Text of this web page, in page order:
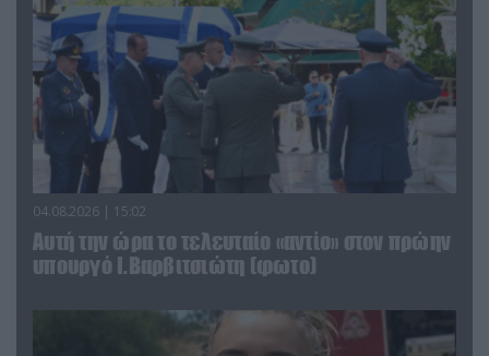
04.08.2026 | 15:02
Αυτή την ώρα το τελευταίο «αντίο» στον πρώην
υπουργό Ι.Βαρβιτσιώτη (φωτο)